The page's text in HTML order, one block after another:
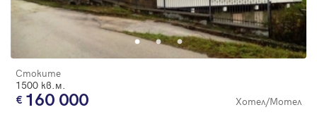
Стоките
1500 кв.м.
160 000 Хотел/Мотел